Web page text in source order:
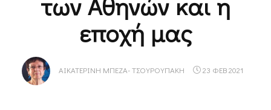
εποχή μας
ΑΙΚΑΤΕΡΊΝΗ ΜΠΈΖΑ- ΤΣΟΥΡΟΥΠΆΚΗ 23 ΦΕΒ 2021